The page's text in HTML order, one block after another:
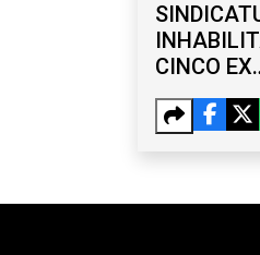
CINCO EX